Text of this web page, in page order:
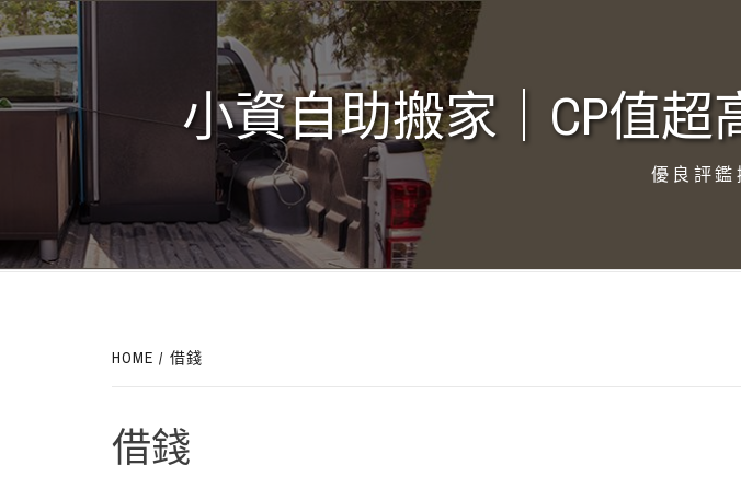
Skip
to
content
小資自助搬家｜CP值
優良評鑑
HOME 借錢
借錢